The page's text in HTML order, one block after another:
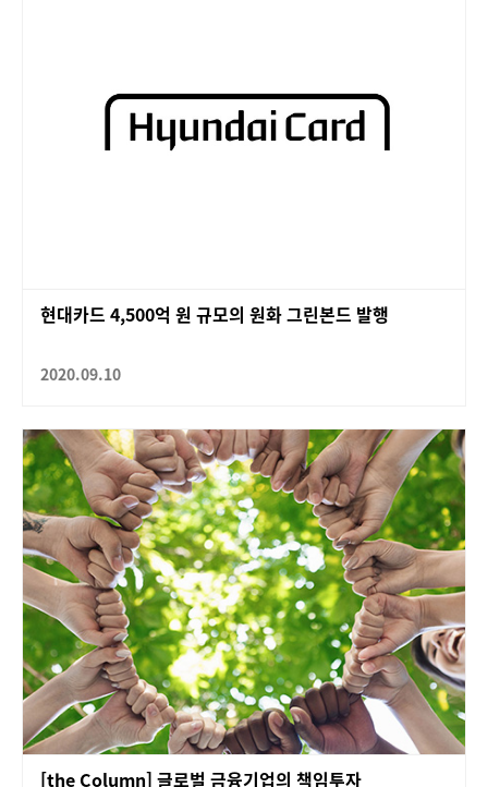
현대카드 4,500억 원 규모의 원화 그린본드 발행
2020.09.10
[the Column] 글로벌 금융기업의 책임투자